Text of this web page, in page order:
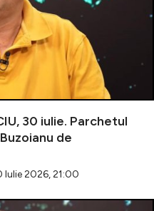
30 iulie. Parchetul
de
2026, 21:00